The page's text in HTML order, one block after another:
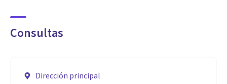
Consultas
Dirección principal